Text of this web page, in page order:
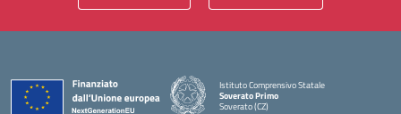
Istituto Comprensivo Statale
Soverato Primo
Soverato (CZ)